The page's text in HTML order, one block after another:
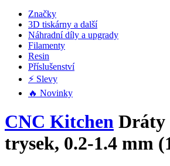
Značky
3D tiskárny a další
Náhradní díly a upgrady
Filamenty
Resin
Příslušenství
⚡ Slevy
🔥 Novinky
CNC Kitchen Dráty
trysek, 0.2-1.4 mm